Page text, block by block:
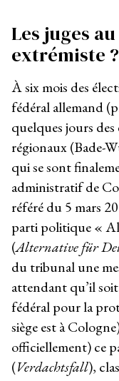
Les juges
extrémiste ?
À six mois des
fédéral allemand
quelques jours
régionaux (Bade-
qui se sont
administratif de
référé du 5 mars
parti politique «
(Alternative für
du tribunal une
attendant qu’il
fédéral pour la
siège est à
officiellement) ce
(Verdachtsfall),